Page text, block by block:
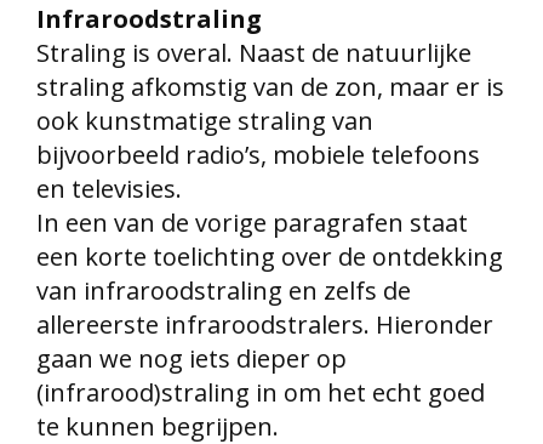
Infraroodstraling
Straling is overal. Naast de natuurlijke
straling afkomstig van de zon, maar er is
ook kunstmatige straling van
bijvoorbeeld radio’s, mobiele telefoons
en televisies.
In een van de vorige paragrafen staat
een korte toelichting over de ontdekking
van infraroodstraling en zelfs de
allereerste infraroodstralers. Hieronder
gaan we nog iets dieper op
(infrarood)straling in om het echt goed
te kunnen begrijpen.